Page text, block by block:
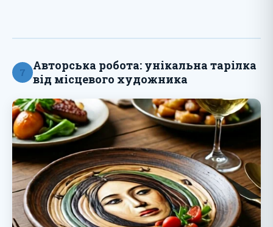
7
Авторська робота: унікальна тарілка
від місцевого художника